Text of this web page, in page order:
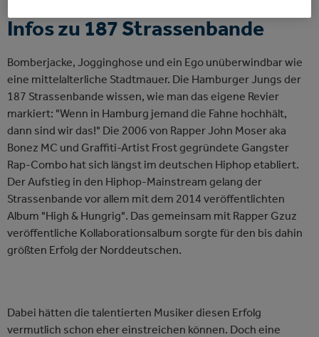
Infos zu 187 Strassenbande
Bomberjacke, Jogginghose und ein Ego unüberwindbar wie
eine mittelalterliche Stadtmauer. Die Hamburger Jungs der
187 Strassenbande wissen, wie man das eigene Revier
markiert: "Wenn in Hamburg jemand die Fahne hochhält,
dann sind wir das!" Die 2006 von Rapper John Moser aka
Bonez MC und Graffiti-Artist Frost gegründete Gangster
Rap-Combo hat sich längst im deutschen Hiphop etabliert.
Der Aufstieg in den Hiphop-Mainstream gelang der
Strassenbande vor allem mit dem 2014 veröffentlichten
Album "High & Hungrig". Das gemeinsam mit Rapper Gzuz
veröffentliche Kollaborationsalbum sorgte für den bis dahin
größten Erfolg der Norddeutschen.
Dabei hätten die talentierten Musiker diesen Erfolg
vermutlich schon eher einstreichen können. Doch eine